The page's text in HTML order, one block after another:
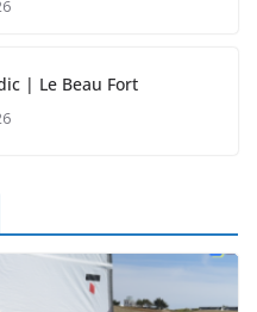
| Le Beau Fort